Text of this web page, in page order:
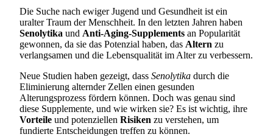
Die Suche nach ewiger Jugend und Gesundheit ist ein
uralter Traum der Menschheit. In den letzten Jahren haben
Senolytika und Anti-Aging-Supplements an Popularität
gewonnen, da sie das Potenzial haben, das Altern zu
verlangsamen und die Lebensqualität im Alter zu verbessern.
Neue Studien haben gezeigt, dass Senolytika durch die
Eliminierung alternder Zellen einen gesunden
Alterungsprozess fördern können. Doch was genau sind
diese Supplemente, und wie wirken sie? Es ist wichtig, ihre
Vorteile und potenziellen Risiken zu verstehen, um
fundierte Entscheidungen treffen zu können.